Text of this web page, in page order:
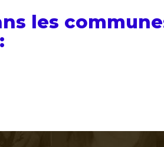
les